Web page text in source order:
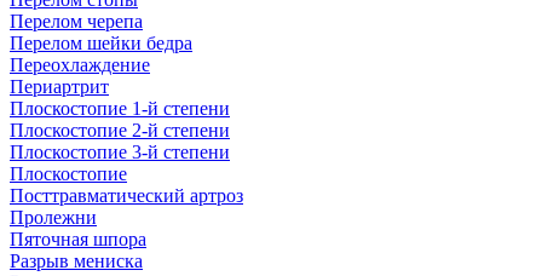
Перелом черепа
Перелом шейки бедра
Переохлаждение
Периартрит
Плоскостопие 1-й степени
Плоскостопие 2-й степени
Плоскостопие 3-й степени
Плоскостопие
Посттравматический артроз
Пролежни
Пяточная шпора
Разрыв мениска